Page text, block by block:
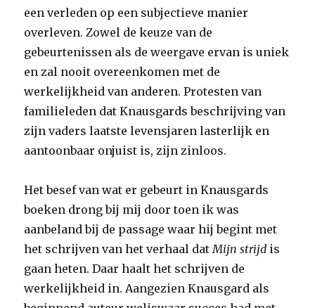
een verleden op een subjectieve manier
overleven. Zowel de keuze van de
gebeurtenissen als de weergave ervan is uniek
en zal nooit overeenkomen met de
werkelijkheid van anderen. Protesten van
familieleden dat Knausgards beschrijving van
zijn vaders laatste levensjaren lasterlijk en
aantoonbaar onjuist is, zijn zinloos.
Het besef van wat er gebeurt in Knausgards
boeken drong bij mij door toen ik was
aanbeland bij de passage waar hij begint met
het schrijven van het verhaal datMijn strijd is
gaan heten. Daar haalt het schrijven de
werkelijkheid in. Aangezien Knausgard als